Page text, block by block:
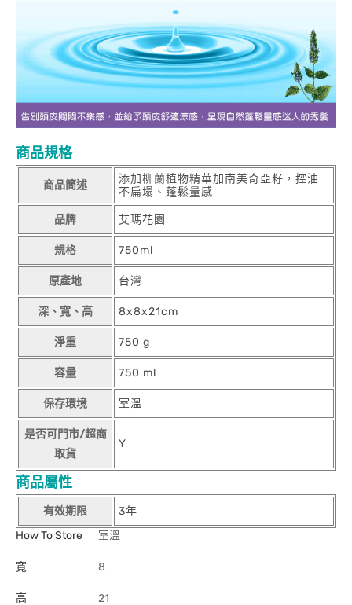
商品規格
商品簡述
添加柳蘭植物精華加南美奇亞籽，控油
不扁塌、蓬鬆量感
品牌 艾瑪花園
規格 750ml
原產地 台灣
深、寬、高 8x8x21cm
淨重 750 g
容量 750 ml
保存環境 室溫
是否可門市/超商
取貨
Y
商品屬性
有效期限
3年
How To Store
室溫
寬 8
高 21